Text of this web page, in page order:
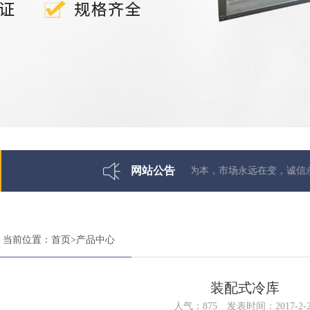
网站公告
诚信为本，市场永远在变，诚信永远不变
当前位置： 首页>产品中心
装配式冷库
人气： 875 发表时间：2017-2-